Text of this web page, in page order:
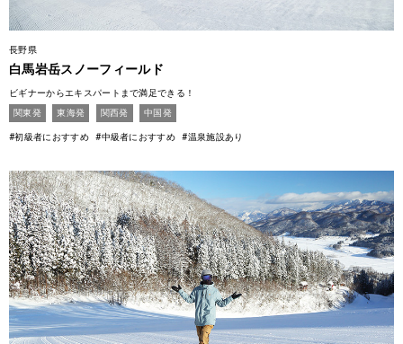
長野県
白馬岩岳スノーフィールド
ビギナーからエキスパートまで満足できる！
関東発
東海発 関西発 中国発
#初級者におすすめ #中級者におすすめ #温泉施設あり